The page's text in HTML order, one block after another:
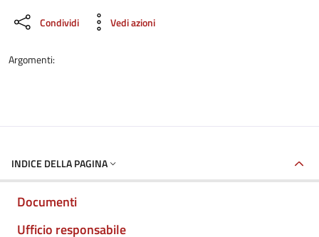
Condividi Vedi azioni
Argomenti:
INDICE DELLA PAGINA
Documenti
Ufficio responsabile